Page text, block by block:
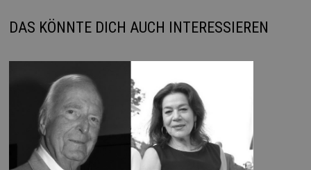
DAS KÖNNTE DICH AUCH INTERESSIEREN